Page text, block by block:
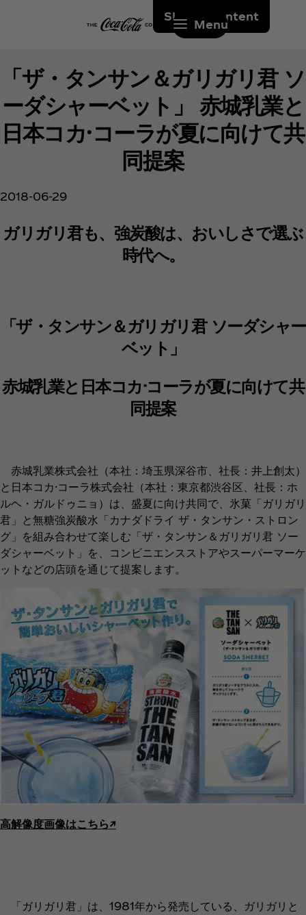
Skip to content
Menu
「ザ・タンサン＆ガリガリ君 ソ
ーダシャーベット」 赤城乳業と
日本コカ·コーラが夏に向けて共
同提案
2018-06-29
ガリガリ君も、強炭酸は、おいしさで選ぶ
時代へ。
「ザ・タンサン＆ガリガリ君 ソーダシャー
ベット」
赤城乳業と日本コカ·コーラが夏に向けて共
同提案
赤城乳業株式会社（本社：埼玉県深谷市、社長：井上創太）
と日本コカ·コーラ株式会社（本社：東京都渋谷区、社長：ホ
ルヘ・ガルドゥニョ）は、盛夏に向け共同で、氷菓「ガリガリ
君」と無糖強炭酸水「カナダドライ ザ・タンサン・ストロン
グ」を組み合わせて楽しむ「ザ・タンサン＆ガリガリ君 ソー
ダシャーベット」を、コンビニエンスストアやスーパーマーケ
ットなどの店頭を通じて提案します。
高解像度画像はこちら↗︎
「ガリガリ君」は、1981年から発売している、ガリガリと